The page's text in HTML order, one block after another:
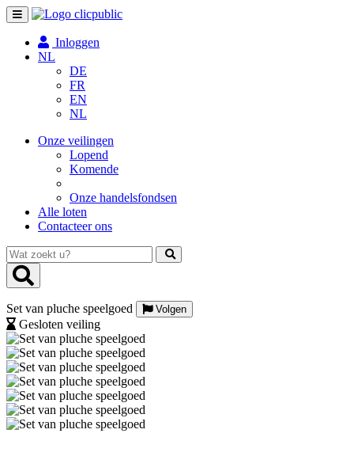
Toggle
navigation
Inloggen
NL
DE
FR
EN
NL
Onze veilingen
Lopend
Komende
Onze handelsfondsen
Alle loten
Contacteer ons
Wat
zoekt
u?
Set van pluche speelgoed Volgen
Gesloten veiling